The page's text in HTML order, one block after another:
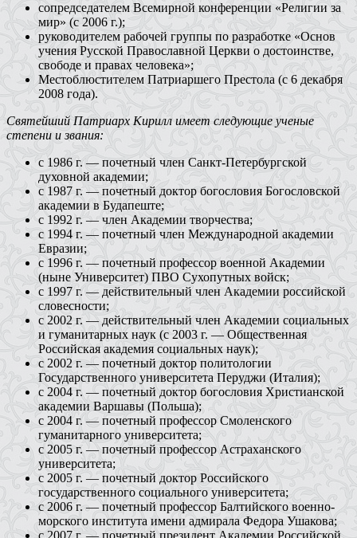
сопредседателем Всемирной конференции «Религии за
мир» (с 2006 г.);
руководителем рабочей группы по разработке «Основ
учения Русской Православной Церкви о достоинстве,
свободе и правах человека»;
Местоблюстителем Патриаршего Престола (с 6 декабря
2008 года).
Святейший Патриарх Кирилл имеет следующие ученые
степени и звания:
с 1986 г. — почетный член Санкт-Петербургской
духовной академии;
с 1987 г. — почетный доктор богословия Богословской
академии в Будапеште;
с 1992 г. — член Академии творчества;
с 1994 г. — почетный член Международной академии
Евразии;
с 1996 г. — почетный профессор военной Академии
(ныне Университет) ПВО Сухопутных войск;
с 1997 г. — действительный член Академии российской
словесности;
с 2002 г. — действительный член Академии социальных
и гуманитарных наук (с 2003 г. — Общественная
Российская академия социальных наук);
с 2002 г. — почетный доктор политологии
Государственного университета Перуджи (Италия);
с 2004 г. — почетный доктор богословия Христианской
академии Варшавы (Польша);
с 2004 г. — почетный профессор Смоленского
гуманитарного университета;
с 2005 г. — почетный профессор Астраханского
университета;
с 2005 г. — почетный доктор Российского
государственного социального университета;
с 2006 г. — почетный профессор Балтийского военно-
морского института имени адмирала Федора Ушакова;
с 2007 г. — почетный президент Академии Российской